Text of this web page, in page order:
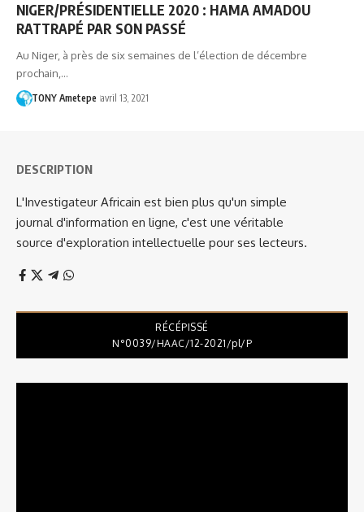
NIGER/PRÉSIDENTIELLE 2020 : HAMA AMADOU
RATTRAPÉ PAR SON PASSÉ
Au Niger, à près de six semaines de l’élection de décembre
prochain,…
TONY Ametepe avril 13, 2021
DESCRIPTION
L'Investigateur Africain est bien plus qu'un simple
journal d'information en ligne, c'est une véritable
source d'exploration intellectuelle pour ses lecteurs.
RÉCÉPISSÉ
N°0039/HAAC/12-2021/pl/P